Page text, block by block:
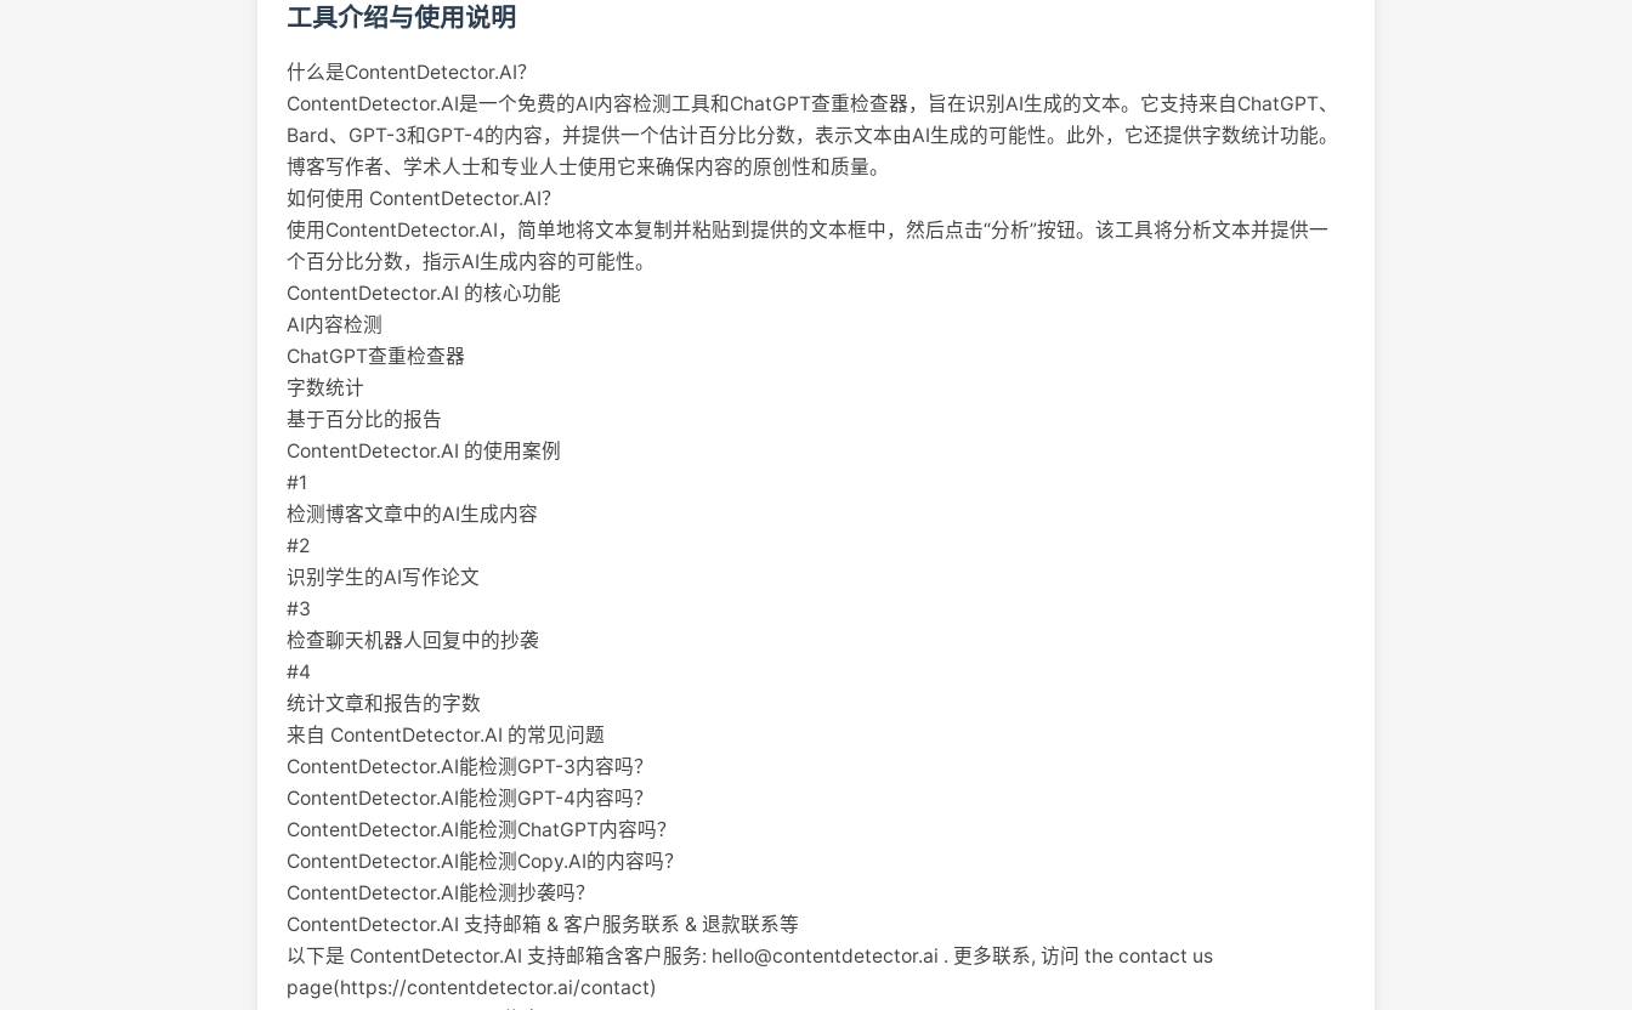
工具介绍与使用说明
什么是ContentDetector.AI？
ContentDetector.AI是一个免费的AI内容检测工具和ChatGPT查重检查器，旨在识别AI生成的文本。它支持来自ChatGPT、
Bard、GPT-3和GPT-4的内容，并提供一个估计百分比分数，表示文本由AI生成的可能性。此外，它还提供字数统计功能。
博客写作者、学术人士和专业人士使用它来确保内容的原创性和质量。
如何使用 ContentDetector.AI？
使用ContentDetector.AI，简单地将文本复制并粘贴到提供的文本框中，然后点击“分析”按钮。该工具将分析文本并提供一
个百分比分数，指示AI生成内容的可能性。
ContentDetector.AI 的核心功能
AI内容检测
ChatGPT查重检查器
字数统计
基于百分比的报告
ContentDetector.AI 的使用案例
#1
检测博客文章中的AI生成内容
#2
识别学生的AI写作论文
#3
检查聊天机器人回复中的抄袭
#4
统计文章和报告的字数
来自 ContentDetector.AI 的常见问题
ContentDetector.AI能检测GPT-3内容吗？
ContentDetector.AI能检测GPT-4内容吗？
ContentDetector.AI能检测ChatGPT内容吗？
ContentDetector.AI能检测Copy.AI的内容吗？
ContentDetector.AI能检测抄袭吗？
ContentDetector.AI 支持邮箱 & 客户服务联系 & 退款联系等
以下是 ContentDetector.AI 支持邮箱含客户服务: hello@contentdetector.ai . 更多联系, 访问 the contact us
page(https://contentdetector.ai/contact)